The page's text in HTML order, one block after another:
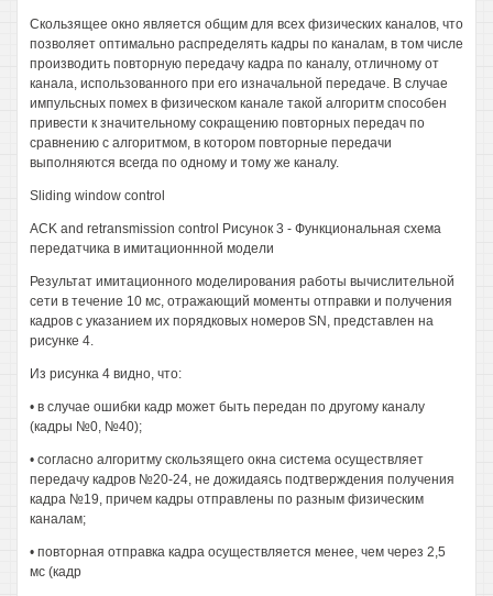
Скользящее окно является общим для всех физических каналов, что
позволяет оптимально распределять кадры по каналам, в том числе
производить повторную передачу кадра по каналу, отличному от
канала, использованного при его изначальной передаче. В случае
импульсных помех в физическом канале такой алгоритм способен
привести к значительному сокращению повторных передач по
сравнению с алгоритмом, в котором повторные передачи
выполняются всегда по одному и тому же каналу.
Sliding window control
ACK and retransmission control Рисунок 3 - Функциональная схема
передатчика в имитационнной модели
Результат имитационного моделирования работы вычислительной
сети в течение 10 мс, отражающий моменты отправки и получения
кадров с указанием их порядковых номеров SN, представлен на
рисунке 4.
Из рисунка 4 видно, что:
• в случае ошибки кадр может быть передан по другому каналу
(кадры №0, №40);
• согласно алгоритму скользящего окна система осуществляет
передачу кадров №20-24, не дожидаясь подтверждения получения
кадра №19, причем кадры отправлены по разным физическим
каналам;
• повторная отправка кадра осуществляется менее, чем через 2,5
мс (кадр